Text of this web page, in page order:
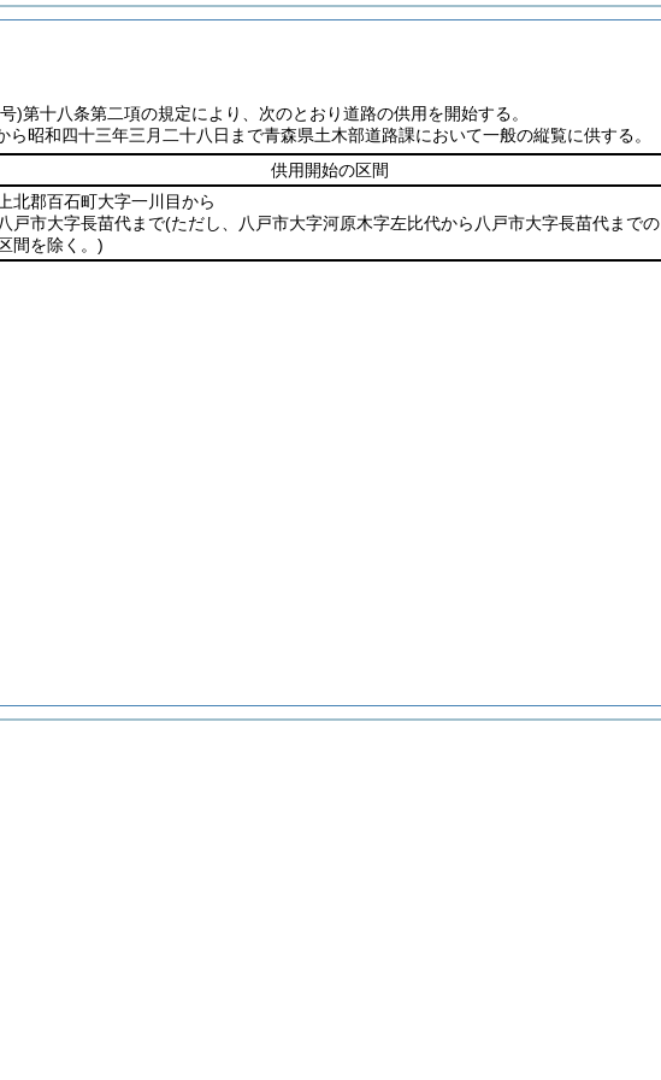
)第十八条第二項の規定により、次のとおり道路の供用を開始する。
昭和四十三年三月二十八日まで青森県土木部道路課において一般の縦覧に供する。
供用開始の区間
上北郡百石町大字一川目から
八戸市大字長苗代まで(ただし、八戸市大字河原木字左比代から八戸市大字長苗代までの
区間を除く。)